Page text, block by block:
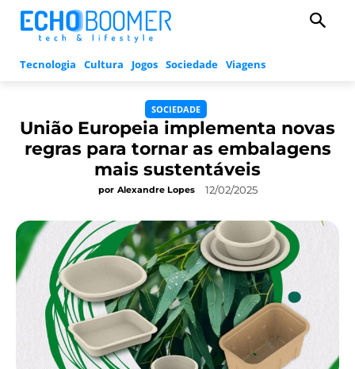
Tecnologia Cultura Jogos Sociedade Viagens
SOCIEDADE
União Europeia implementa novas
regras para tornar as embalagens
mais sustentáveis
por Alexandre Lopes 12/02/2025